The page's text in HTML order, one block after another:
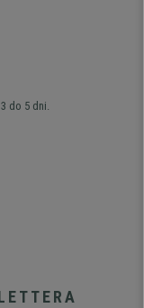
do 5 dni.